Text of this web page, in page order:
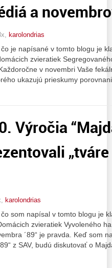
a
karolondrias
je napísané v tomto blogu je
zvieratiek
v novembri Vaše
ukazujú prieskumy
Výročia
karolondrias
som napísal v tomto blogu je
zvieratiek Vyvoleného
´89“ je pravda. Keď som
z SAV, budú diskutovať o